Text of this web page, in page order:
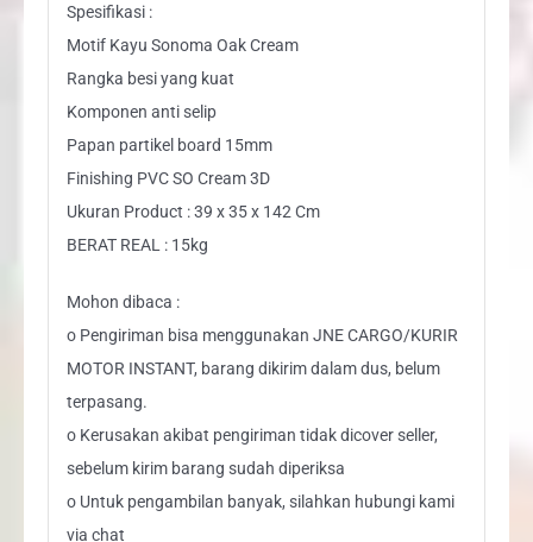
Spesifikasi :
Motif Kayu Sonoma Oak Cream
Rangka besi yang kuat
Komponen anti selip
Papan partikel board 15mm
Finishing PVC SO Cream 3D
Ukuran Product : 39 x 35 x 142 Cm
BERAT REAL : 15kg
Mohon dibaca :
o Pengiriman bisa menggunakan JNE CARGO/KURIR
MOTOR INSTANT, barang dikirim dalam dus, belum
terpasang.
o Kerusakan akibat pengiriman tidak dicover seller,
sebelum kirim barang sudah diperiksa
o Untuk pengambilan banyak, silahkan hubungi kami
via chat